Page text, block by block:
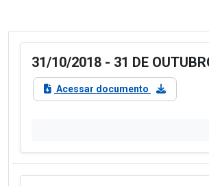
31/10/2018 - 31 DE
Acessar documento